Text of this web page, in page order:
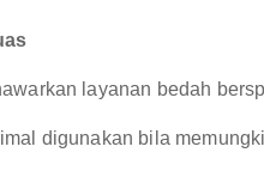
layanan bedah
digunakan bila